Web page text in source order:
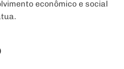
econômico e social